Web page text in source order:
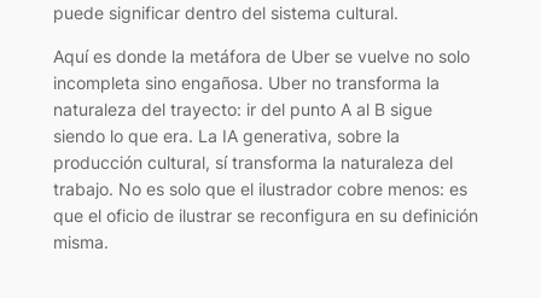
puede significar dentro del sistema cultural.
Aquí es donde la metáfora de Uber se vuelve no solo
incompleta sino engañosa. Uber no transforma la
naturaleza del trayecto: ir del punto A al B sigue
siendo lo que era. La IA generativa, sobre la
producción cultural, sí transforma la naturaleza del
trabajo. No es solo que el ilustrador cobre menos: es
que el oficio de ilustrar se reconfigura en su definición
misma.